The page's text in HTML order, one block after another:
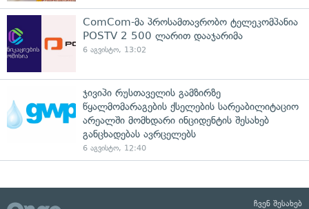
ComCom-მა პროსამთავრობო ტელეკომპანია
POSTV 2 500 ლარით დააჯარიმა
6 აგვისტო, 13:02
ჯივიპი რუსთაველის გამზირზე
წყალმომარაგების ქსელების სარეაბილიტაციო
არეალში მომხდარი ინციდენტის შესახებ
განცხადებას ავრცელებს
6 აგვისტო, 12:40
ჩვენ შესახებ